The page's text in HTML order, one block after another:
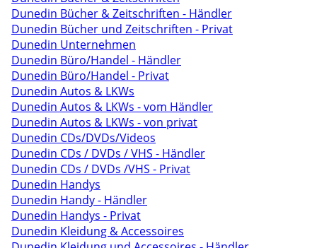
Dunedin Bücher & Zeitschriften - Händler
Dunedin Bücher und Zeitschriften - Privat
Dunedin Unternehmen
Dunedin Büro/Handel - Händler
Dunedin Büro/Handel - Privat
Dunedin Autos & LKWs
Dunedin Autos & LKWs - vom Händler
Dunedin Autos & LKWs - von privat
Dunedin CDs/DVDs/Videos
Dunedin CDs / DVDs / VHS - Händler
Dunedin CDs / DVDs /VHS - Privat
Dunedin Handys
Dunedin Handy - Händler
Dunedin Handys - Privat
Dunedin Kleidung & Accessoires